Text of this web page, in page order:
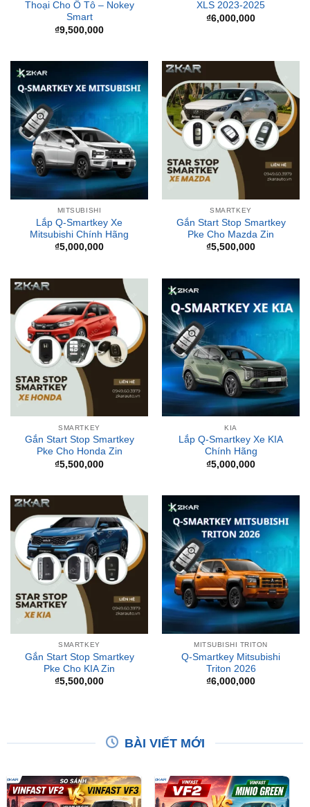
MITSUBISHI
Lắp Q-Smartkey Xe
Mitsubishi Chính Hãng
₫5,000,000
SMARTKEY
Gắn Start Stop Smartkey
Pke Cho Mazda Zin
₫5,500,000
SMARTKEY
Gắn Start Stop Smartkey
Pke Cho Honda Zin
₫5,500,000
KIA
Lắp Q-Smartkey Xe KIA
Chính Hãng
5,000,000
SMARTKEY
Gắn Start Stop Smartkey
Pke Cho KIA Zin
₫5,500,000
MITSUBISHI TRITON
Q-Smartkey Mitsubishi
Triton 2026
₫6,000,000